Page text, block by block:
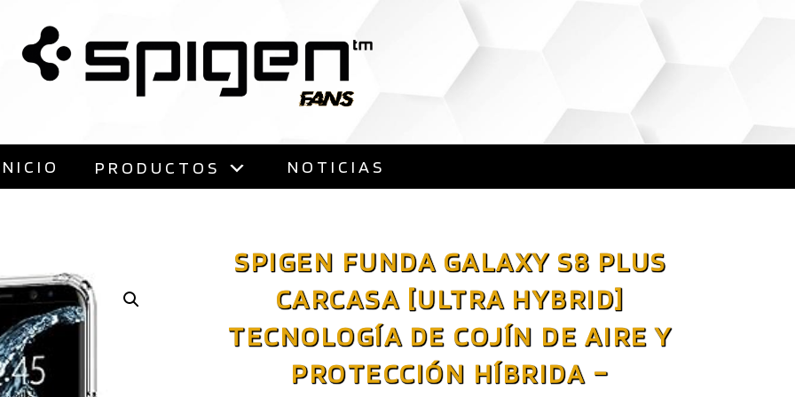
al
contenido
PRODUCTOS NOTICIAS
SPIGEN FUNDA GALAXY S8 PLUS
CARCASA [ULTRA HYBRID]
TECNOLOGÍA DE COJÍN DE AIRE Y
PROTECCIÓN HÍBRIDA –